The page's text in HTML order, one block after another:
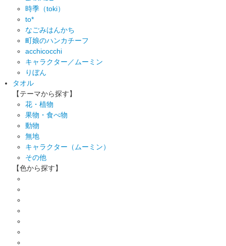
時季（toki）
to*
なごみはんかち
町娘のハンカチーフ
acchicocchi
キャラクター／ムーミン
りぼん
タオル
【テーマから探す】
花・植物
果物・食べ物
動物
無地
キャラクター（ムーミン）
その他
【色から探す】